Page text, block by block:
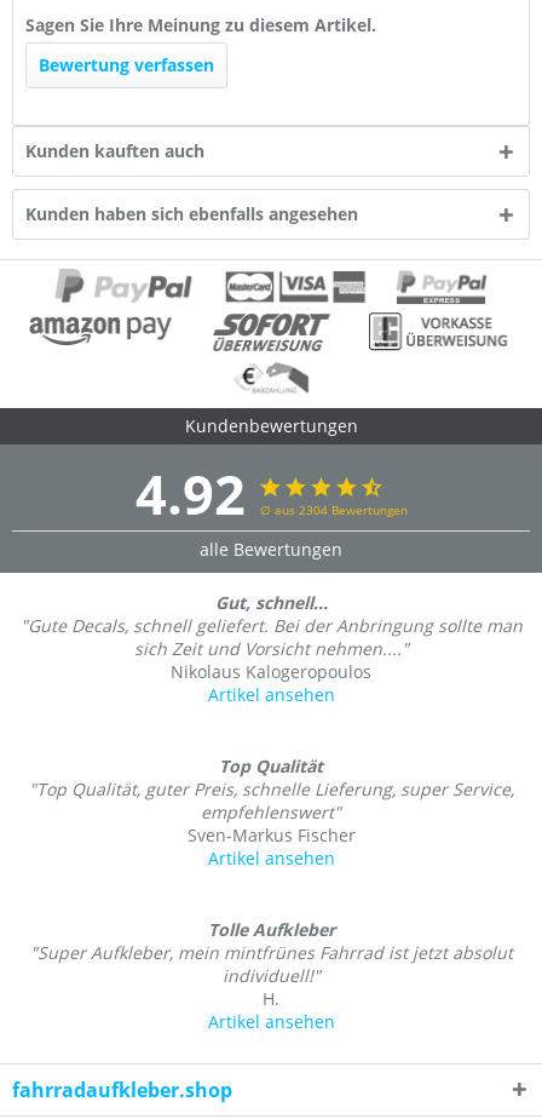
Sagen Sie Ihre Meinung zu diesem Artikel.
Bewertung verfassen
Kunden kauften auch
Kunden haben sich ebenfalls angesehen
Kundenbewertungen
4.92 ∅ aus 2304 Bewertungen
alle Bewertungen
Gut, schnell...
"Gute Decals, schnell geliefert. Bei der Anbringung sollte man
sich Zeit und Vorsicht nehmen...."
Nikolaus Kalogeropoulos
Artikel ansehen
Top Qualität
"Top Qualität, guter Preis, schnelle Lieferung, super Service,
empfehlenswert"
Sven-Markus Fischer
Artikel ansehen
Tolle Aufkleber
"Super Aufkleber, mein mintfrünes Fahrrad ist jetzt absolut
individuell!"
H.
Artikel ansehen
fahrradaufkleber.shop